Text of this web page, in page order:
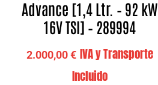
Advance [1,4 Ltr. – 92 kW
16V TSI] – 289994
2.000,00€ IVA y Transporte
Incluido